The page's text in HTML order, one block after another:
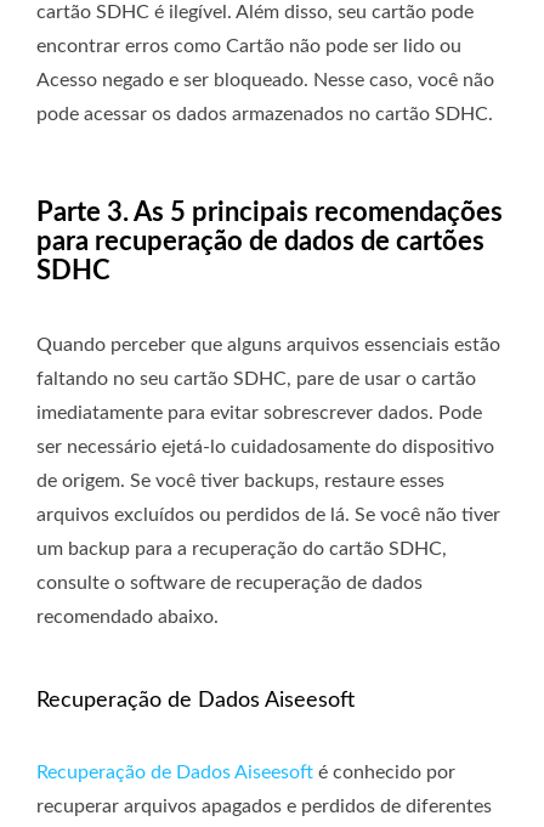
cartão SDHC é ilegível. Além disso, seu cartão pode
encontrar erros como Cartão não pode ser lido ou
Acesso negado e ser bloqueado. Nesse caso, você não
pode acessar os dados armazenados no cartão SDHC.
Parte 3. As 5 principais recomendações
para recuperação de dados de cartões
SDHC
Quando perceber que alguns arquivos essenciais estão
faltando no seu cartão SDHC, pare de usar o cartão
imediatamente para evitar sobrescrever dados. Pode
ser necessário ejetá-lo cuidadosamente do dispositivo
de origem. Se você tiver backups, restaure esses
arquivos excluídos ou perdidos de lá. Se você não tiver
um backup para a recuperação do cartão SDHC,
consulte o software de recuperação de dados
recomendado abaixo.
Recuperação de Dados Aiseesoft
Recuperação de Dados Aiseesoft é conhecido por
recuperar arquivos apagados e perdidos de diferentes